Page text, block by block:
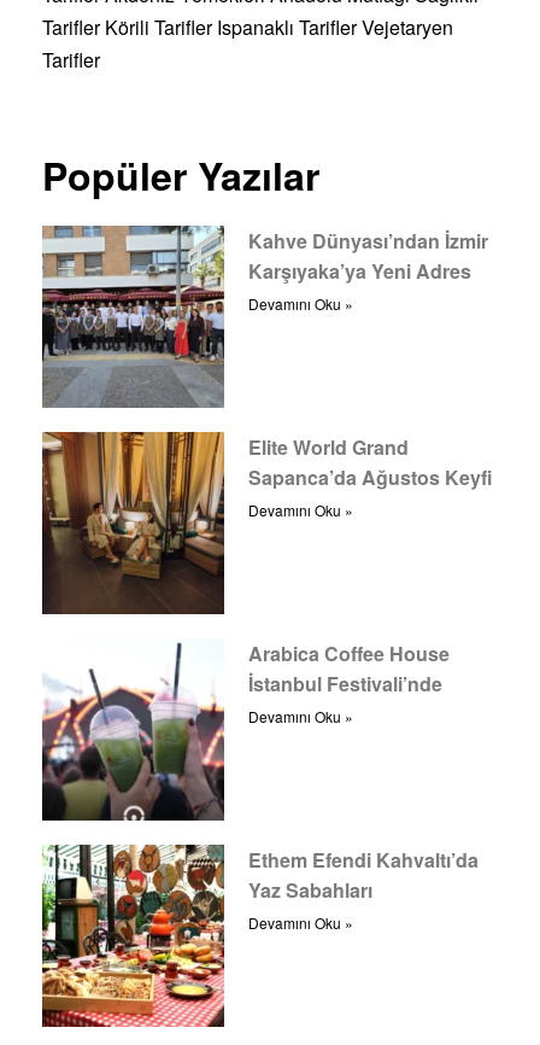
Tarifler Körili Tarifler Ispanaklı TariflerVejetaryen
Tarifler
Popüler Yazılar
Kahve Dünyası’ndan İzmir
Karşıyaka’ya Yeni Adres
Devamını Oku »
Elite World Grand
Sapanca’da Ağustos Keyfi
Devamını Oku »
Arabica Coffee House
İstanbul Festivali’nde
Devamını Oku »
Ethem Efendi Kahvaltı’da
Yaz Sabahları
Devamını Oku »